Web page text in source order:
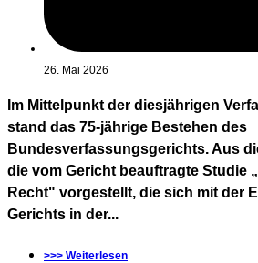
26. Mai 2026
Im Mittelpunkt der diesjährigen
stand das 75-jährige Bestehen des
Bundesverfassungsgerichts. Aus
die vom Gericht beauftragte Studie
Recht" vorgestellt, die sich mit der
Gerichts in der...
>>> Weiterlesen